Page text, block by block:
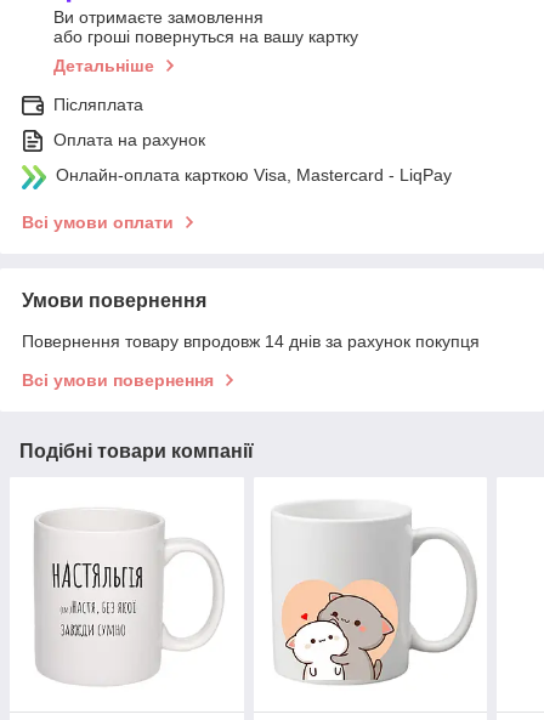
Ви отримаєте замовлення
або гроші повернуться на вашу картку
Детальніше
Післяплата
Оплата на рахунок
Онлайн-оплата карткою Visa, Mastercard - LiqPay
Всі умови оплати
Умови повернення
Повернення товару впродовж 14 днів за рахунок покупця
Всі умови повернення
Подібні товари компанії